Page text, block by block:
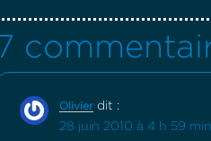
7
Olivier dit :
28 juin 2010 à 4 h 59 min